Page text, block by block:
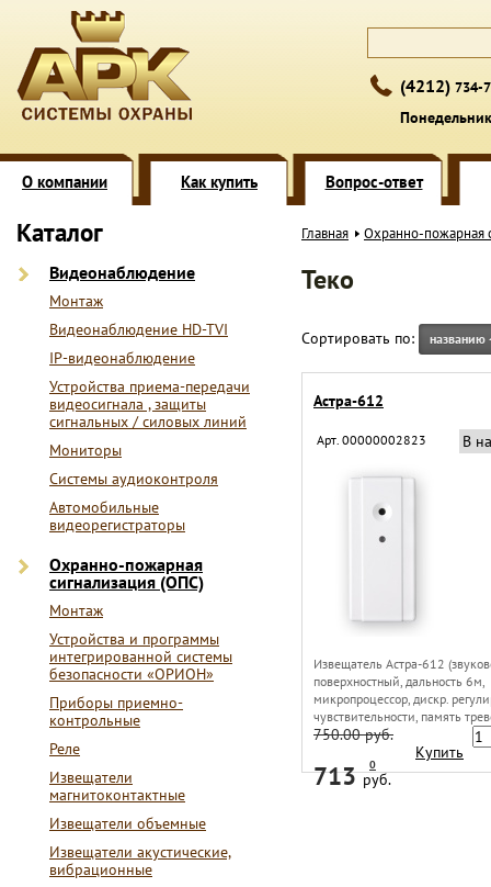
(4212) 734-
О компании Как купить Вопрос-ответ
Каталог
Видеонаблюдение
Монтаж
Видеонаблюдение HD-TVI
IP-видеонаблюдение
Устройства приема-передачи
видеосигнала , защиты
сигнальных / силовых линий
Мониторы
Системы аудиоконтроля
Автомобильные
видеорегистраторы
Охранно-пожарная
сигнализация (ОПС)
Монтаж
Устройства и программы
интегрированной системы
безопасности «ОРИОН»
Приборы приемно-
контрольные
Реле
Извещатели
магнитоконтактные
Извещатели объемные
Извещатели акустические,
вибрационные
Главная Охранно-пожарная
Теко
Сортировать по: названию
Астра-612
Арт. 00000002823 В
Извещатель Астра-612
поверхностный, дальность 6м,
микропроцессор, дискр.
чувствительности, память
750.00 руб.
713 0
руб.
Купить